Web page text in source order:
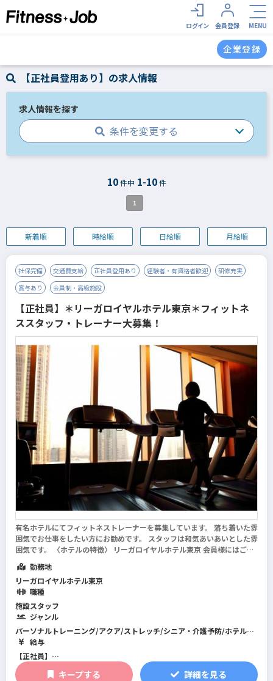
ログイン 会員登録 MENU
企業登録
【正社員登用あり】の求人情報
求人情報を探す
条件を変更する
10件中 1-10件
1
新着順 時給順 日給順 月給順
社保完備 交通費支給 正社員登用あり 経験者・有資格者歓迎
研修充実
賞与あり
会員制・高級施設
【正社員】＊リーガロイヤルホテル東京＊フィットネ
ススタッフ・トレーナー大募集！
有名ホテルにてフィットネストレーナーを募集しています。 落ち着いた雰
囲気でお仕事をしたい方にお勧めです。 スタッフは和気あいあいとした雰
囲気です。 〈ホテルの特徴〉 リーガロイヤルホテル東京 会員様にはご高
いま...続きを読む
勤務地
リーガロイヤルホテル東京
職種
施設スタッフ
ジャンル
パーソナルトレーニング/アクア/ストレッチ/シニア・介護予防/ホテル・
スパ/筋力トレーニング/フィットネス全般/スイミング/総合型フィットネ
スクラブ
給与
【正社員】
月給 23万円～27.9万円
キープする 詳細を見る